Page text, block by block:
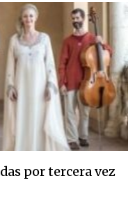
por tercera vez